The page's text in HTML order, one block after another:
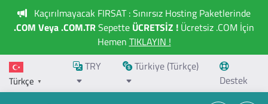
Kaçırılmayacak FIRSAT : Sınırsız Hosting Paketlerinde
.COM Veya .COM.TRSepette ÜCRETSİZ ! Ücretsiz .COM İçin
Hemen TIKLAYIN !
Türkçe ▼
TRY
Türkiye (Türkçe)
Destek